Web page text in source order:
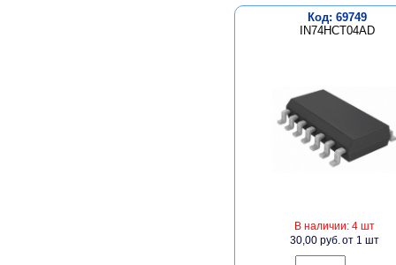
Код: 69749
IN74HCT04AD
В наличии: 4 шт
30,00 руб.от 1 шт